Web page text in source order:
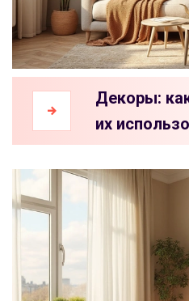
Декоры:
их